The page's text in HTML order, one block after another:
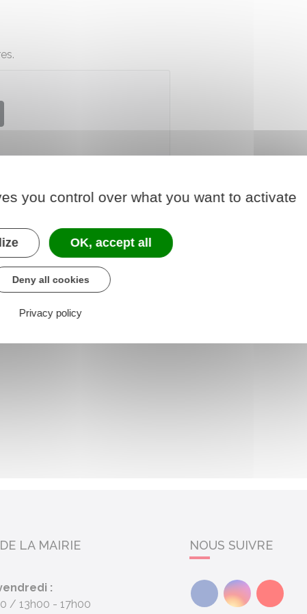
LA MAIRIE
:
13h00 - 17h00
NOUS SUIVRE
FacebookInstagramYoutube
you control over what you want to activate
OK, accept all
Deny all cookies
Privacy policy